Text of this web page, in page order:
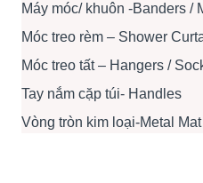
Máy móc/ khuôn -Banders /
Móc treo rèm – Shower
Móc treo tất – Hangers /
Tay nắm cặp túi- Handles
Vòng tròn kim loại-Metal